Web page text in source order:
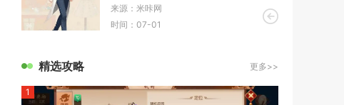
来源：米咔网
时间：07-01
精选攻略 更多>>
1